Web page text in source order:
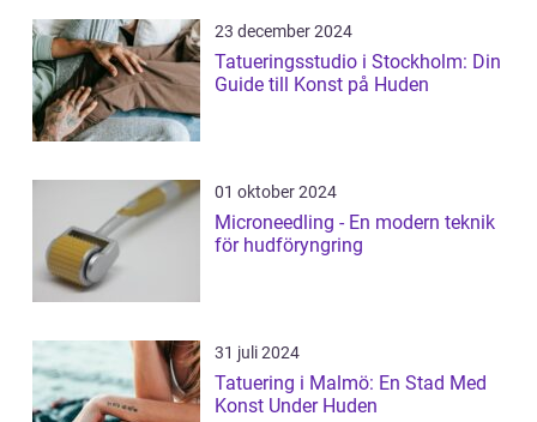
23 december 2024
Tatueringsstudio i Stockholm: Din
Guide till Konst på Huden
01 oktober 2024
Microneedling - En modern teknik
för hudföryngring
31 juli 2024
Tatuering i Malmö: En Stad Med
Konst Under Huden